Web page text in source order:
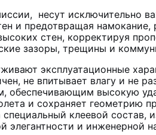
несут исключительно
и предотвращая
стен, корректируя
зазоры, трещины и
эксплуатационные
не впитывает влагу и не
высокую
и сохраняет геометрию
специальный клеевой
элегантности и инженерной